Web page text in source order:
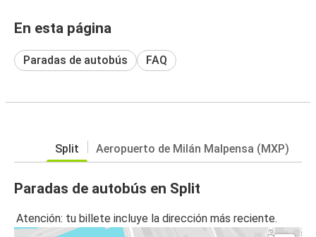
En esta página
Paradas de autobús FAQ
Split Aeropuerto de Milán Malpensa (MXP)
Paradas de autobús en Split
Atención: tu billete incluye la dirección más reciente.